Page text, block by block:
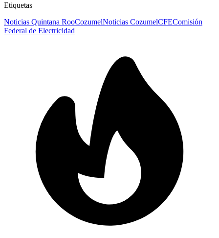
Etiquetas
Noticias Quintana RooCozumelNoticias CozumelCFEComisión
Federal de Electricidad